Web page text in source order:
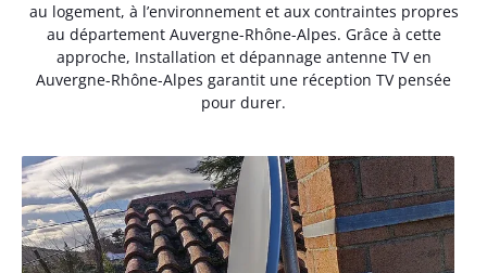
au logement, à l’environnement et aux contraintes propres
au département Auvergne-Rhône-Alpes. Grâce à cette
approche, Installation et dépannage antenne TV en
Auvergne-Rhône-Alpes garantit une réception TV pensée
pour durer.